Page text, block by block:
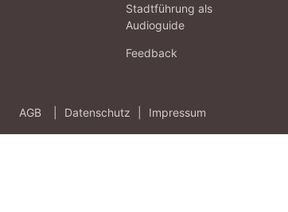
Stadtführung als
Audioguide
Feedback
AGB Datenschutz Impressum